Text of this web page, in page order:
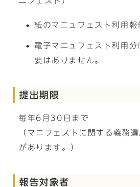
紙のマニュフェスト利用報
電子マニュフェスト利用
要はありません。
提出期限
毎年6月30日まで
（マニフェストに関する義務
があります。）
報告対象者